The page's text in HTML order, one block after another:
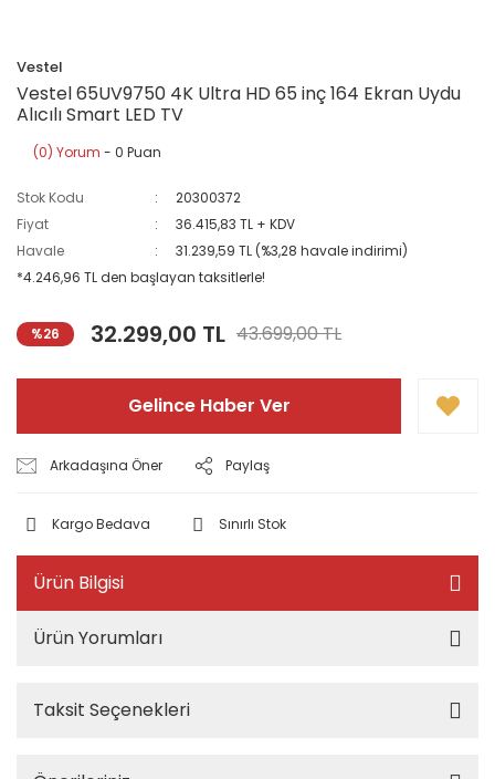
Vestel
Vestel 65UV9750 4K Ultra HD 65 inç 164 Ekran Uydu
Alıcılı Smart LED TV
(0) Yorum - 0 Puan
Stok Kodu
20300372
Fiyat
36.415,83 TL + KDV
Havale
31.239,59 TL (%3,28 havale indirimi)
*4.246,96 TL den başlayan taksitlerle!
%26 32.299,00 TL 43.699,00 TL
Gelince Haber Ver
Arkadaşına Öner Paylaş
Kargo Bedava Sınırlı Stok
Ürün Bilgisi
Ürün Yorumları
Taksit Seçenekleri